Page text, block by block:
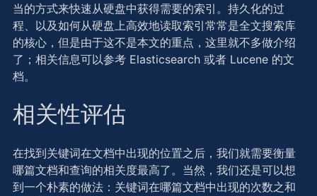
当的方式来快速从硬盘中获得需要的索引。持久化的过
程、以及如何从硬盘上高效地读取索引常常是全文搜索库
的核心，但是由于这不是本文的重点，这里就不多做介绍
了；相关信息可以参考 Elasticsearch 或者 Lucene 的文
档。
相关性评估
在找到关键词在文档中出现的位置之后，我们就需要衡量
哪篇文档和查询的相关度最高了。当然，我们还是可以想
到一个朴素的做法：关键词在哪篇文档中出现的次数之和